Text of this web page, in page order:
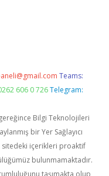
Teams:
606 0 726 Telegram:
Bilgi Teknolojileri
bir Yer Sağlayıcı
içerikleri proaktif
bulunmamaktadır.
taşımakta olup,